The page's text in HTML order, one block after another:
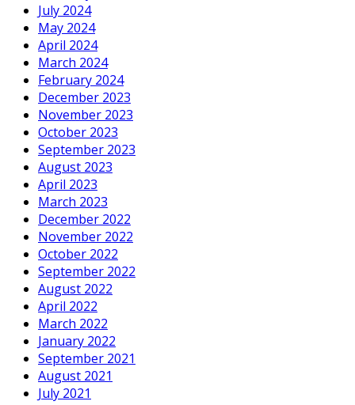
July 2024
May 2024
April 2024
March 2024
February 2024
December 2023
November 2023
October 2023
September 2023
August 2023
April 2023
March 2023
December 2022
November 2022
October 2022
September 2022
August 2022
April 2022
March 2022
January 2022
September 2021
August 2021
July 2021